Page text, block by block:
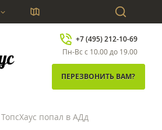
chevron_down
+7 (495) 212-10-69
Пн-Вс с 10.00 до 19.00
ПЕРЕЗВОНИТЬ ВАМ?
ТопсХаус попал в АДд